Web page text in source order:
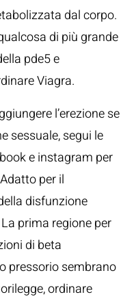
dal corpo.
di più grande
pde5 e
Viagra.
l’erezione se
sessuale, segui le
e instagram per
per il
disfunzione
prima regione per
di beta
pressorio sembrano
ordinare